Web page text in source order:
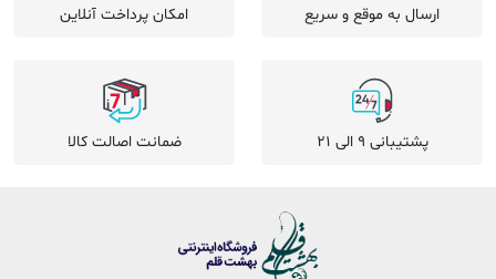
ارسال به موقع و سریع امکان پرداخت آنلاین
پشتیبانی 9 الی 21 ضمانت اصالت کالا